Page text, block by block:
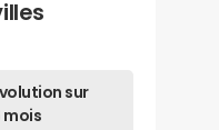
sur
mois